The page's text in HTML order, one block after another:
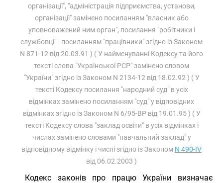
організації", "адміністрація підприємства, установи,
організації" замінено посиланням "власник або
уповноважений ним орган", посилання "робітники і
службовці" - посиланням "працівники" згідно із Законом
N 871-12 від 20.03.91 ) ( У найменуванні Кодексу та його
тексті слова "Української РСР" замінено словом
"України" згідно із Законом N 2134-12 від 18.02.92 ) ( У
тексті Кодексу посилання "народний суд" в усіх
відмінках замінено посиланням "суд" у відповідних
відмінках згідно із Законом N 6/95-ВР від 19.01.95 ) ( У
тексті Кодексу слова "заклад освіти" в усіх відмінках і
числах замінено словами "навчальний заклад" у
відповідному відмінку і числі згідно із Законом N 490-IV
від 06.02.2003 )
Кодекс законів про працю України визначає